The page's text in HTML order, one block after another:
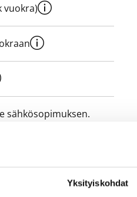
Yksityiskohdat
vuokra)
sähkösopimuksen.
ottamalla